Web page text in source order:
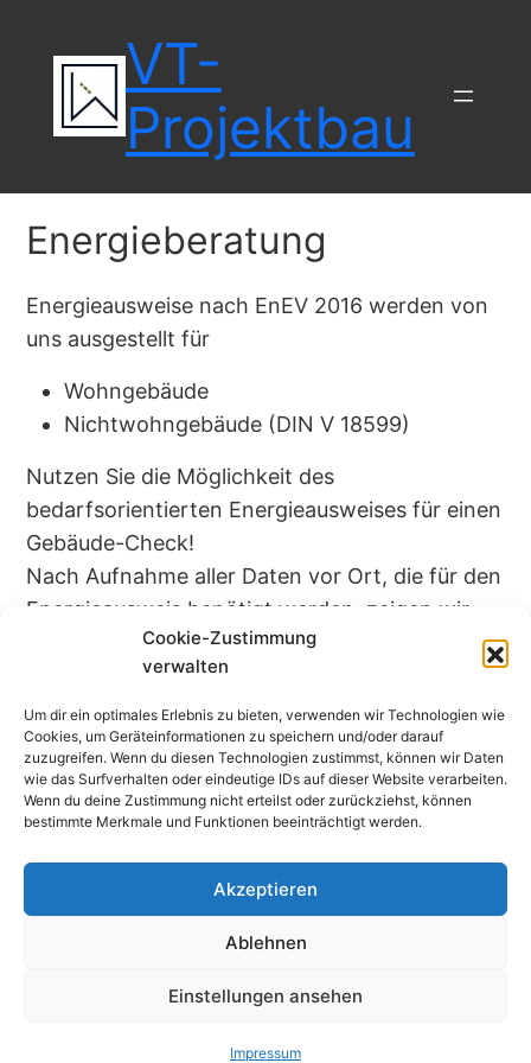
Cookie-Zustimmung
verwalten
Um dir ein optimales Erlebnis zu bieten, verwenden wir Technologien wie
Cookies, um Geräteinformationen zu speichern und/oder darauf
zuzugreifen. Wenn du diesen Technologien zustimmst, können wir Daten
wie das Surfverhalten oder eindeutige IDs auf dieser Website verarbeiten.
Wenn du deine Zustimmung nicht erteilst oder zurückziehst, können
bestimmte Merkmale und Funktionen beeinträchtigt werden.
Akzeptieren
Ablehnen
Einstellungen ansehen
Impressum
springen
VT-
Projektbau
Energieberatung
Energieausweise nach EnEV 2016 werden von
uns ausgestellt für
Wohngebäude
Nichtwohngebäude (DIN V 18599)
Nutzen Sie die Möglichkeit des
bedarfsorientierten Energieausweises für einen
Gebäude-Check!
Nach Aufnahme aller Daten vor Ort, die für den
Energieausweis benötigt werden, zeigen wir
Ihnen Möglichkeiten auf, wie der Energiebedarf
Ihres Hauses Schritt für Schritt reduziert
werden kann.
Besuchen Sie uns auf Facebook
Impressum
© 2011-2023 Planung und Bauleitung VT-